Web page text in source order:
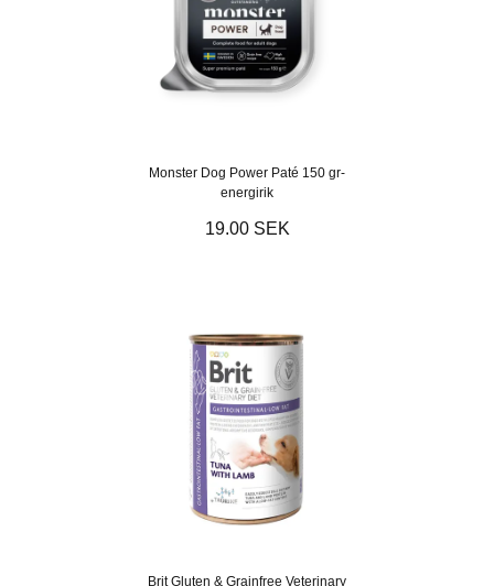
Monster Dog Power Paté 150 gr-
energirik
19.00 SEK
Brit Gluten & Grainfree Veterinary